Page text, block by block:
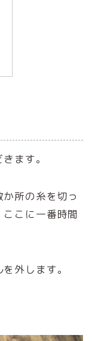
ます。
所の糸を切っ
こに一番時間
外します。